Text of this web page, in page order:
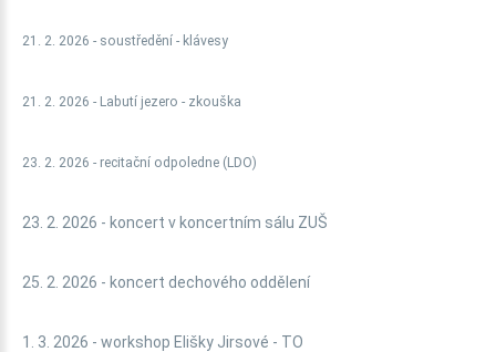
21. 2. 2026 - soustředění - klávesy
21. 2. 2026 - Labutí jezero - zkouška
23. 2. 2026 - recitační odpoledne (LDO)
23. 2. 2026 - koncert v koncertním sálu ZUŠ
25. 2. 2026 - koncert dechového oddělení
1. 3. 2026 - workshop Elišky Jirsové - TO